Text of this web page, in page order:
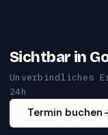
Sichtbar in
Unverbindliches
24h
Termin buchen